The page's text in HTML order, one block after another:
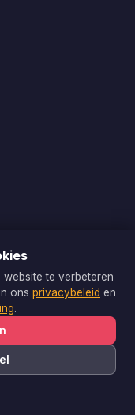
voorbehouden.
te verbeteren
ons privacybeleid en
.